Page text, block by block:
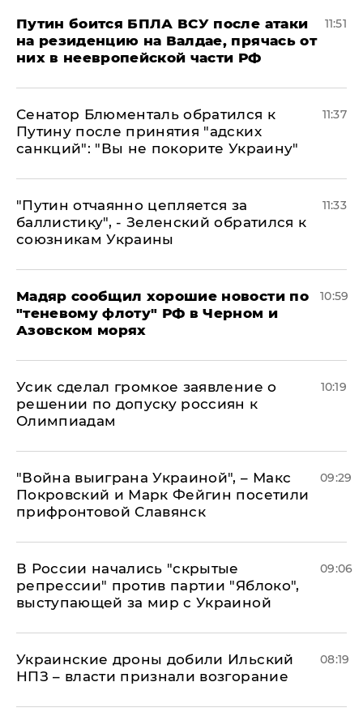
Путин боится БПЛА ВСУ после атаки
на резиденцию на Валдае, прячась от
них в неевропейской части РФ
11:51
Сенатор Блюменталь обратился к
Путину после принятия "адских
санкций": "Вы не покорите Украину"
11:37
"Путин отчаянно цепляется за
баллистику", - Зеленский обратился к
союзникам Украины
11:33
Мадяр сообщил хорошие новости по
"теневому флоту" РФ в Черном и
Азовском морях
10:59
Усик сделал громкое заявление о
решении по допуску россиян к
Олимпиадам
10:19
"Война выиграна Украиной", – Макс
Покровский и Марк Фейгин посетили
прифронтовой Славянск
09:29
В России начались "скрытые
репрессии" против партии "Яблоко",
выступающей за мир с Украиной
09:06
Украинские дроны добили Ильский
НПЗ – власти признали возгорание
08:19